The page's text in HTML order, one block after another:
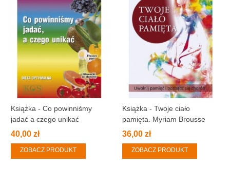
Książka - Co powinniśmy
jadać a czego unikać
40,00 zł
ZOBACZ PRODUKT
Książka - Twoje ciało
pamięta. Myriam Brousse
36,00 zł
ZOBACZ PRODUKT